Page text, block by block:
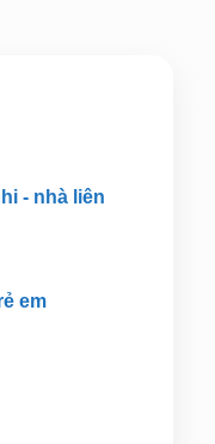
- nhà liên
em